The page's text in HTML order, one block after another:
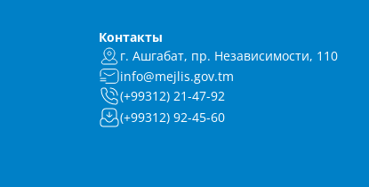
Контакты
г. Ашгабат, пр. Независимости, 110
info@mejlis.gov.tm
(+99312) 21-47-92
(+99312) 92-45-60